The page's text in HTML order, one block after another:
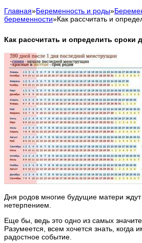
Главная»Беременность и роды»
беременности»Как рассчитать и
Как рассчитать и определить сроки
Дня родов многие будущие матери
нетерпением.
Еще бы, ведь это одно из самых
Разумеется, всем хочется знать, когда
радостное событие.